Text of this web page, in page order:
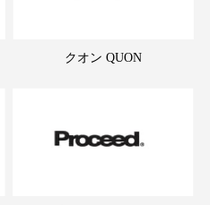
クオン QUON